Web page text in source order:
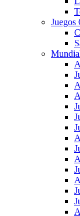
Juegos